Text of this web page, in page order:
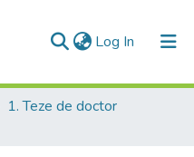
Log In (current)
1. Teze de doctor